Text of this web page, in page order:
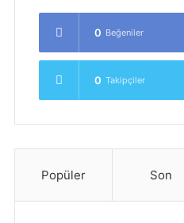
0 Beğeniler
0 Takipçiler
Popüler Son